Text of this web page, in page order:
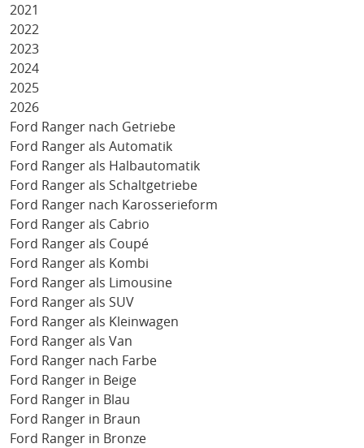
2021
2022
2023
2024
2025
2026
Ford Ranger nach Getriebe
Ford Ranger als Automatik
Ford Ranger als Halbautomatik
Ford Ranger als Schaltgetriebe
Ford Ranger nach Karosserieform
Ford Ranger als Cabrio
Ford Ranger als Coupé
Ford Ranger als Kombi
Ford Ranger als Limousine
Ford Ranger als SUV
Ford Ranger als Kleinwagen
Ford Ranger als Van
Ford Ranger nach Farbe
Ford Ranger in Beige
Ford Ranger in Blau
Ford Ranger in Braun
Ford Ranger in Bronze